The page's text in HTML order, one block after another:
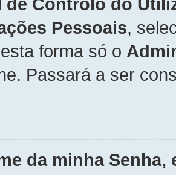
Pessoais,
forma só o
Passará a ser
da minha Senha,